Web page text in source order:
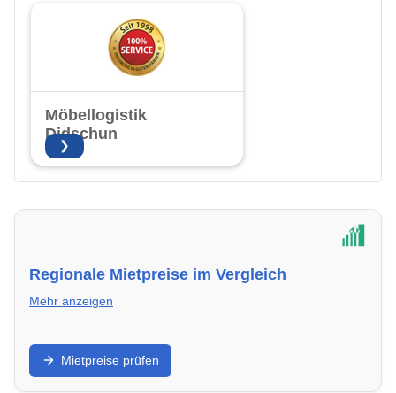
Möbellogistik
Didschun
❯
Regionale Mietpreise im Vergleich
Mehr anzeigen
Erfahre, wie hoch die Mieten in in Leipzig aktuell sind
– nützlich für Mieter, Käufer und Investoren.
Mietpreise prüfen